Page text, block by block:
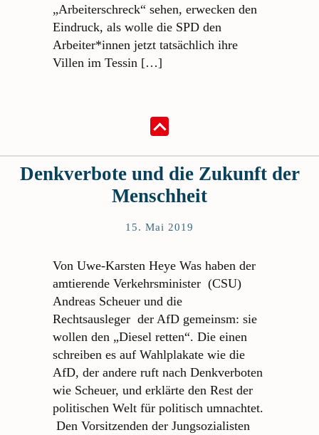
„Arbeiterschreck“ sehen, erwecken den
Eindruck, als wolle die SPD den
Arbeiter*innen jetzt tatsächlich ihre
Villen im Tessin […]
Denkverbote und die Zukunft der
Menschheit
15. Mai 2019
Von Uwe-Karsten Heye Was haben der
amtierende Verkehrsminister (CSU)
Andreas Scheuer und die
Rechtsausleger der AfD gemeinsm: sie
wollen den „Diesel retten“. Die einen
schreiben es auf Wahlplakate wie die
AfD, der andere ruft nach Denkverboten
wie Scheuer, und erklärte den Rest der
politischen Welt für politisch umnachtet.
Den Vorsitzenden der Jungsozialisten